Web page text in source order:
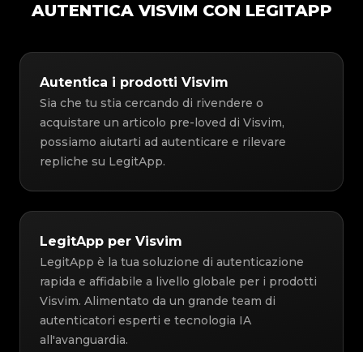
AUTENTICA VISVIM CON LEGITAPP
Autentica i prodotti Visvim
Sia che tu stia cercando di rivendere o
acquistare un articolo pre-loved di Visvim,
possiamo aiutarti ad autenticare e rilevare
repliche su LegitApp.
LegitApp per Visvim
LegitApp è la tua soluzione di autenticazione
rapida e affidabile a livello globale per i prodotti
Visvim. Alimentato da un grande team di
autenticatori esperti e tecnologia IA
all'avanguardia.